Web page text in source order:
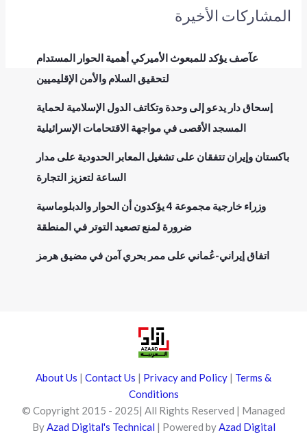
المشاركات الأخيرة
عآصف يؤكد للمبعوث الأميركي أهمية الحوار المستدام
لتحقيق السلام والأمن الإقليميين
إسحاق دار يدعو إلى وحدة وتكاتف الدول الإسلامية لحماية
المسجد الأقصى في مواجهة الاقتحامات الإسرائيلية
باكستان وإيران تتفقان على تشغيل المعابر الحدودية على مدار
الساعة لتعزيز التجارة
وزراء خارجية مجموعة 4 يؤكدون أن الحوار والدبلوماسية
ضرورة لمنع تصعيد التوتر في المنطقة
اتفاق إيراني-عُماني على ممر بحري آمن في مضيق هرمز
About Us | Contact Us | Privacy and Policy | Terms &
Conditions
© Copyright 2015 - 2025| All Rights Reserved | Managed
ByAzad Digital's Technical | Powered byAzad Digital